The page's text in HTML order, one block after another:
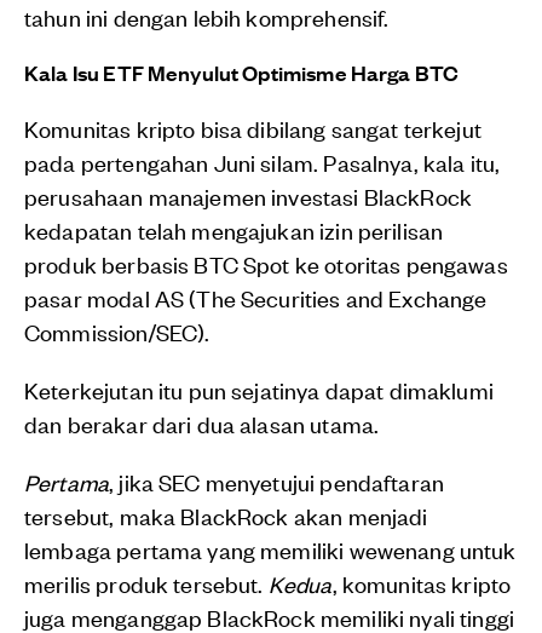
tahun ini dengan lebih komprehensif.
Kala Isu ETF Menyulut Optimisme Harga BTC
Komunitas kripto bisa dibilang sangat terkejut
pada pertengahan Juni silam. Pasalnya, kala itu,
perusahaan manajemen investasi BlackRock
kedapatan telah mengajukan izin perilisan
produk berbasis BTC Spot ke otoritas pengawas
pasar modal AS (The Securities and Exchange
Commission/SEC).
Keterkejutan itu pun sejatinya dapat dimaklumi
dan berakar dari dua alasan utama.
Pertama, jika SEC menyetujui pendaftaran
tersebut, maka BlackRock akan menjadi
lembaga pertama yang memiliki wewenang untuk
merilis produk tersebut. Kedua, komunitas kripto
juga menganggap BlackRock memiliki nyali tinggi